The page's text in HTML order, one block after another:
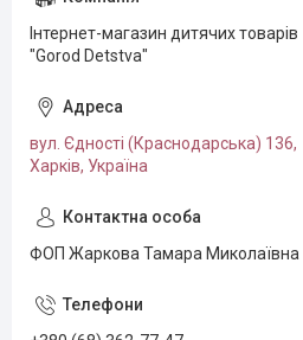
Інтернет-магазин дитячих товарів
"Gorod Detstva"
вул. Єдності (Краснодарська) 136,
Харків, Україна
ФОП Жаркова Тамара Миколаївна